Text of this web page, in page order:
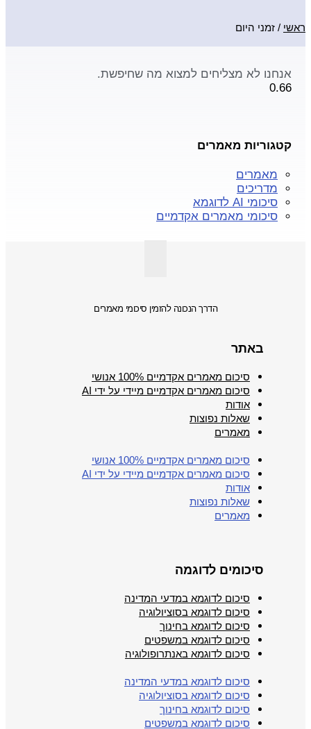
ראשי / זמני היום
אנחנו לא מצליחים למצוא מה שחיפשת.
קטגוריות מאמרים
מאמרים
מדריכים
סיכומי AI לדוגמא
סיכומי מאמרים אקדמיים
הדרך הנכונה להזמין סיכומי מאמרים
באתר
סיכום מאמרים אקדמיים 100% אנושי
סיכום מאמרים אקדמיים מיידי על ידי AI
אודות
שאלות נפוצות
מאמרים
סיכום מאמרים אקדמיים 100% אנושי
סיכום מאמרים אקדמיים מיידי על ידי AI
אודות
שאלות נפוצות
מאמרים
סיכומים לדוגמה
סיכום לדוגמא במדעי המדינה
סיכום לדוגמא בסוציולוגיה
סיכום לדוגמא בחינוך
סיכום לדוגמא במשפטים
סיכום לדוגמא באנתרופולוגיה
סיכום לדוגמא במדעי המדינה
סיכום לדוגמא בסוציולוגיה
סיכום לדוגמא בחינוך
סיכום לדוגמא במשפטים